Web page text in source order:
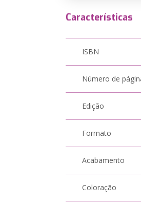
Características
ISBN
Número de
Edição
Formato
Acabamento
Coloração